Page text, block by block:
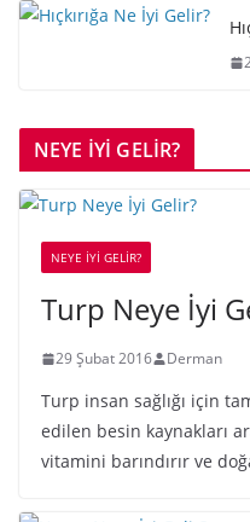
NEYE İYİ GELİR?
NEYE İYİ GELİR?
Turp Neye İyi
29 Şubat 2016 Derman
Turp insan sağlığı için
edilen besin kaynakları
vitamini barındırır ve